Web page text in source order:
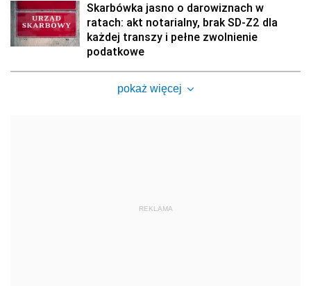
Skarbówka jasno o darowiznach w
ratach: akt notarialny, brak SD-Z2 dla
każdej transzy i pełne zwolnienie
podatkowe
pokaż więcej
REKLAMA